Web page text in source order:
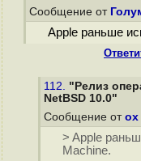
Сообщение от
Apple раньше
112. "Релиз
NetBSD 10.0"
Сообщение от ox
> Apple
Machine.